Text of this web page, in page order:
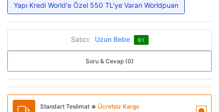
Yapı Kredi World'e Özel 550 TL'ye Varan Worldpuan
Satıcı: Uzun Bebe 9.1
Soru & Cevap (0)
Standart Teslimat ● Ücretsiz Kargo